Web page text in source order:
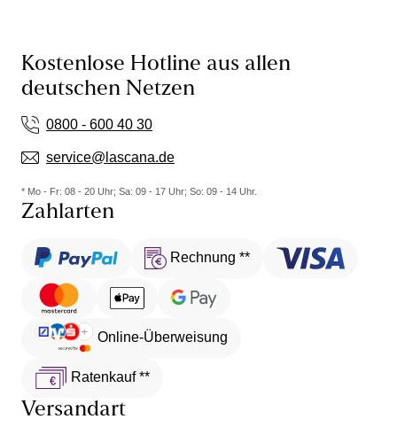
Kostenlose Hotline aus allen
deutschen Netzen
0800 - 600 40 30
service@lascana.de
* Mo - Fr: 08 - 20 Uhr; Sa: 09 - 17 Uhr; So: 09 - 14 Uhr.
Zahlarten
Rechnung **
Online-Überweisung
Ratenkauf **
Versandart